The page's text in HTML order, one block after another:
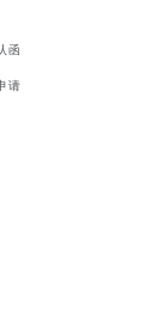
函
请